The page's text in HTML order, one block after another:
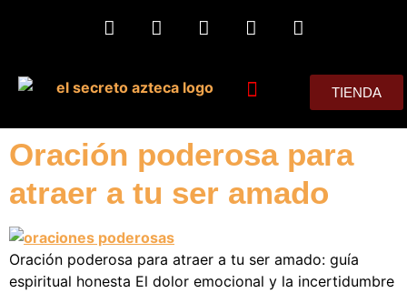
TIENDA
Oración poderosa para
atraer a tu ser amado
Oración poderosa para atraer a tu ser amado: guía
espiritual honesta El dolor emocional y la incertidumbre